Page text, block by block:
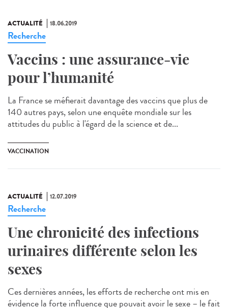
ACTUALITÉ 18.06.2019
Recherche
Vaccins : une assurance-vie
pour l’humanité
La France se méfierait davantage des vaccins que plus de
140 autres pays, selon une enquête mondiale sur les
attitudes du public à l'égard de la science et de...
VACCINATION
ACTUALITÉ 12.07.2019
Recherche
Une chronicité des infections
urinaires différente selon les
sexes
Ces dernières années, les efforts de recherche ont mis en
évidence la forte influence que pouvait avoir le sexe – le fait